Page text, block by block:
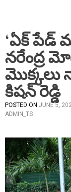
‘ఏక్ పేడ్
నరేంద్ర
మొక్కలు
కిషన్ రెడ్డి
POSTED ON JUNE 5,
ADMIN_TS